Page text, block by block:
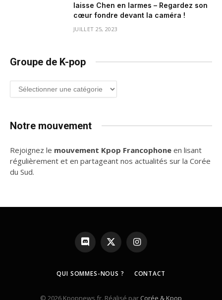
laisse Chen en larmes – Regardez son
cœur fondre devant la caméra !
JUILLET 25, 2023
Groupe de K-pop
Groupe
de
Notre mouvement
Rejoignez le mouvement Kpop Francophone en lisant
régulièrement et en partageant nos actualités sur la Corée
du Sud.
Discord X
(Twitter)
Instagram
QUI SOMMES-NOUS ? CONTACT
© 2026 Kpopnews.fr. Réalisé par Corée & Kpop